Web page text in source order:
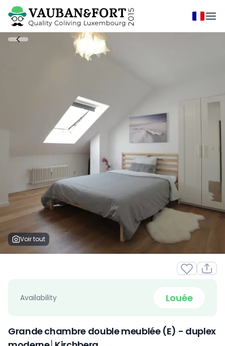
Voir tout
Availability Louée
Grande chambre double meublée (E) - duplex